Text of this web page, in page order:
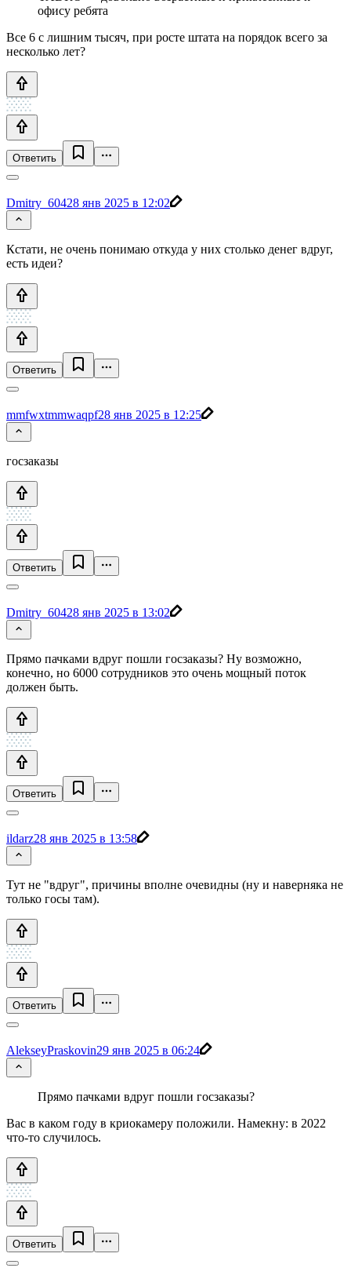
офису ребята
Все 6 с лишним тысяч, при росте штата на порядок всего за
несколько лет?
Ответить
Dmitry_60428 янв 2025 в 12:02
Кстати, не очень понимаю откуда у них столько денег вдруг,
есть идеи?
Ответить
mmfwxtmmwaqpf28 янв 2025 в 12:25
госзаказы
Ответить
Dmitry_60428 янв 2025 в 13:02
Прямо пачками вдруг пошли госзаказы? Ну возможно,
конечно, но 6000 сотрудников это очень мощный поток
должен быть.
Ответить
ildarz28 янв 2025 в 13:58
Тут не "вдруг", причины вполне очевидны (ну и наверняка не
только госы там).
Ответить
AlekseyPraskovin29 янв 2025 в 06:24
Прямо пачками вдруг пошли госзаказы?
Вас в каком году в криокамеру положили. Намекну: в 2022
что-то случилось.
Ответить